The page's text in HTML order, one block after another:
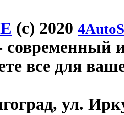
(c) 2020
современный
все для
ул.